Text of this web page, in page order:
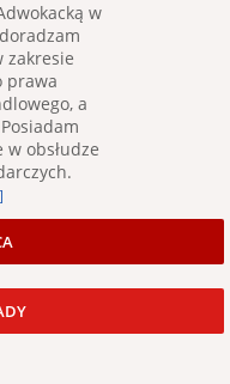
w
zakresie
prawa
a
obsłudze